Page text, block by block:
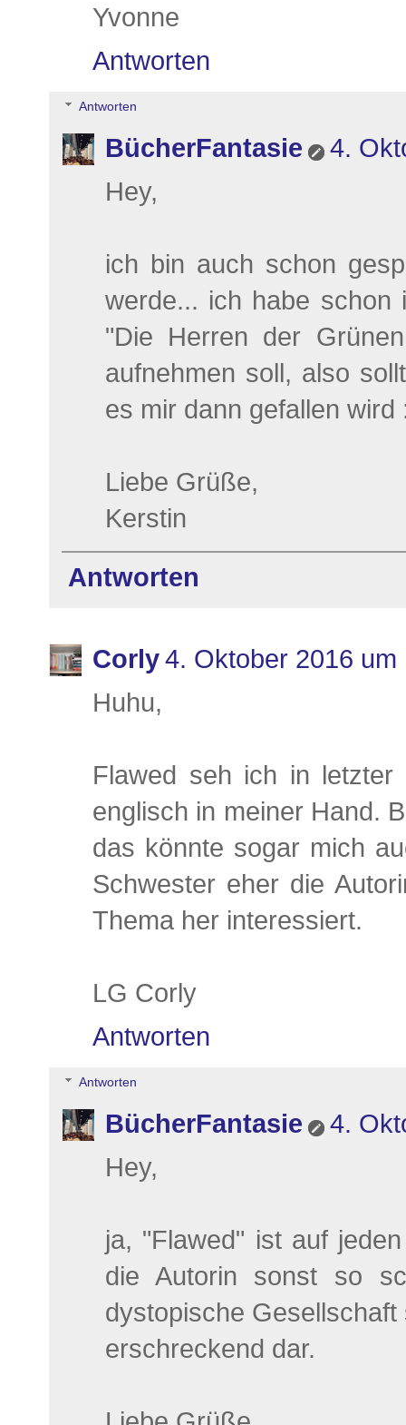
Yvonne
Antworten
Antworten
BücherFantasie
4.
Hey,
ich bin auch schon
werde... ich habe schon
"Die Herren der
aufnehmen soll, also
es mir dann gefallen wird
Liebe Grüße,
Kerstin
Antworten
Corly4. Oktober 2016 um
Huhu,
Flawed seh ich in
englisch in meiner Hand.
das könnte sogar mich
Schwester eher die
Thema her interessiert.
LG Corly
Antworten
Antworten
BücherFantasie
4.
Hey,
ja, "Flawed" ist auf
die Autorin sonst so
dystopische
erschreckend dar.